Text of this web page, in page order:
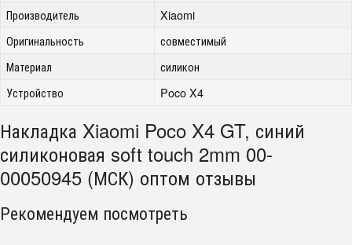
Производитель
Xiaomi
Оригинальность
совместимый
Материал
силикон
Устройство
Poco X4
Накладка Xiaomi Poco X4 GT, синий
силиконовая soft touch 2mm 00-
00050945 (МСК) оптом отзывы
Рекомендуем посмотреть